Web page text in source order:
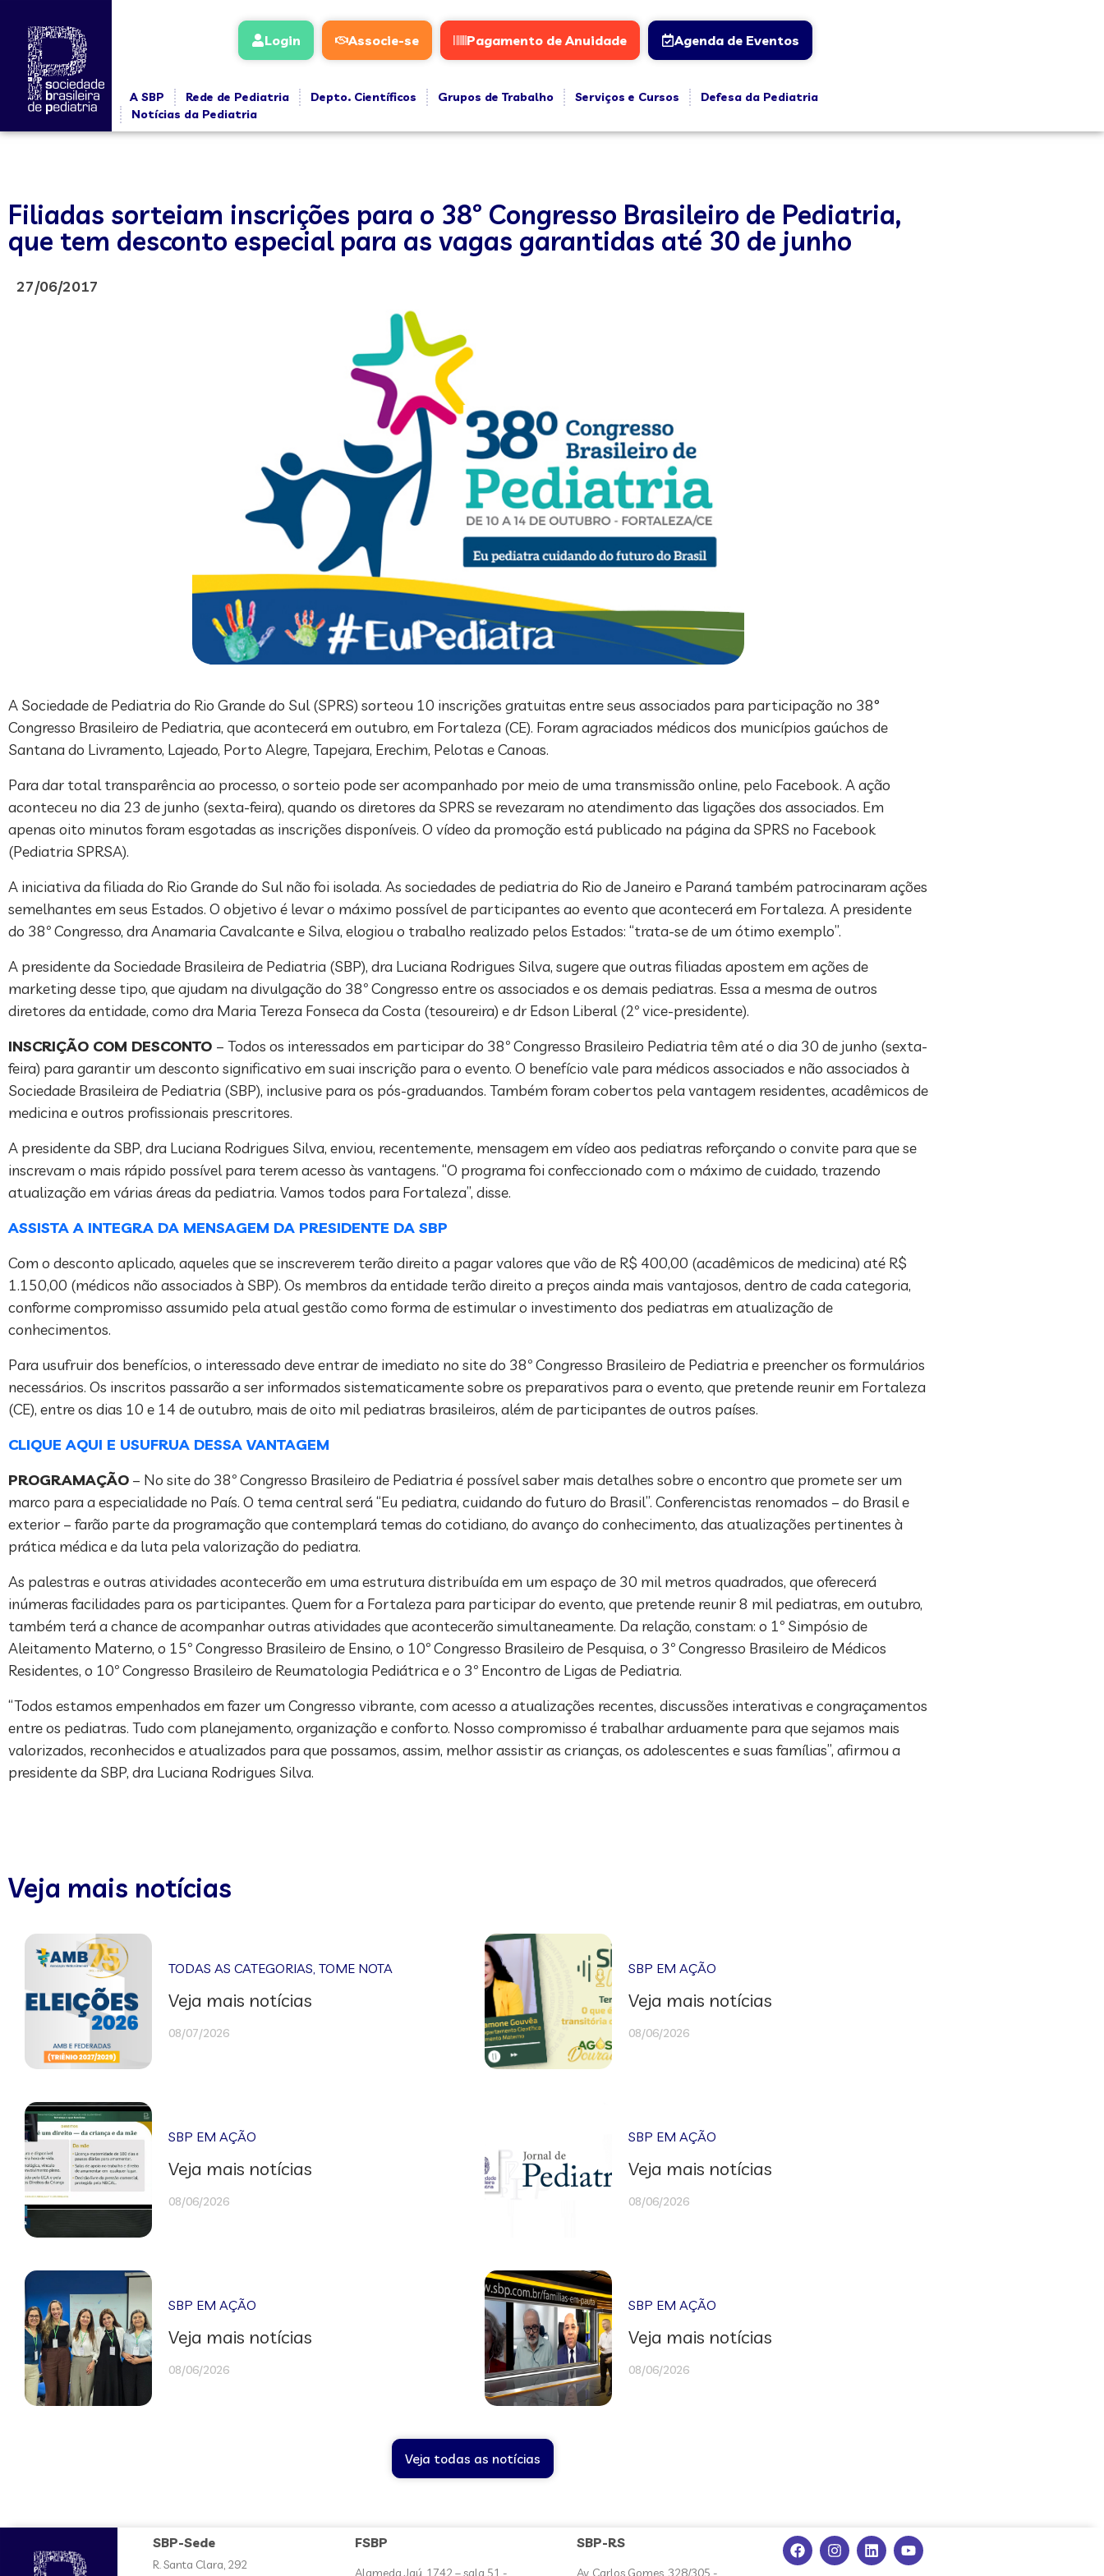
Login Associe-se Pagamento de Anuidade Agenda de Eventos
A SBP Rede de Pediatria Depto. Científicos Grupos de Trabalho Serviços e Cursos
Defesa da Pediatria
Notícias da Pediatria
Filiadas sorteiam inscrições para o 38º Congresso Brasileiro de Pediatria,
que tem desconto especial para as vagas garantidas até 30 de junho
27/06/2017
A Sociedade de Pediatria do Rio Grande do Sul (SPRS) sorteou 10 inscrições gratuitas entre seus associados para participação no 38°
Congresso Brasileiro de Pediatria, que acontecerá em outubro, em Fortaleza (CE). Foram agraciados médicos dos municípios gaúchos de
Santana do Livramento, Lajeado, Porto Alegre, Tapejara, Erechim, Pelotas e Canoas.
Para dar total transparência ao processo, o sorteio pode ser acompanhado por meio de uma transmissão online, pelo Facebook. A ação
aconteceu no dia 23 de junho (sexta-feira), quando os diretores da SPRS se revezaram no atendimento das ligações dos associados. Em
apenas oito minutos foram esgotadas as inscrições disponíveis. O vídeo da promoção está publicado na página da SPRS no Facebook
(Pediatria SPRSA).
A iniciativa da filiada do Rio Grande do Sul não foi isolada. As sociedades de pediatria do Rio de Janeiro e Paraná também patrocinaram ações
semelhantes em seus Estados. O objetivo é levar o máximo possível de participantes ao evento que acontecerá em Fortaleza. A presidente
do 38º Congresso, dra Anamaria Cavalcante e Silva, elogiou o trabalho realizado pelos Estados: “trata-se de um ótimo exemplo”.
A presidente da Sociedade Brasileira de Pediatria (SBP), dra Luciana Rodrigues Silva, sugere que outras filiadas apostem em ações de
marketing desse tipo, que ajudam na divulgação do 38º Congresso entre os associados e os demais pediatras. Essa a mesma de outros
diretores da entidade, como dra Maria Tereza Fonseca da Costa (tesoureira) e dr Edson Liberal (2º vice-presidente).
INSCRIÇÃO COM DESCONTO – Todos os interessados em participar do 38º Congresso Brasileiro Pediatria têm até o dia 30 de junho (sexta-
feira) para garantir um desconto significativo em suai inscrição para o evento. O benefício vale para médicos associados e não associados à
Sociedade Brasileira de Pediatria (SBP), inclusive para os pós-graduandos. Também foram cobertos pela vantagem residentes, acadêmicos de
medicina e outros profissionais prescritores.
A presidente da SBP, dra Luciana Rodrigues Silva, enviou, recentemente, mensagem em vídeo aos pediatras reforçando o convite para que se
inscrevam o mais rápido possível para terem acesso às vantagens. “O programa foi confeccionado com o máximo de cuidado, trazendo
atualização em várias áreas da pediatria. Vamos todos para Fortaleza”, disse.
ASSISTA A INTEGRA DA MENSAGEM DA PRESIDENTE DA SBP
Com o desconto aplicado, aqueles que se inscreverem terão direito a pagar valores que vão de R$ 400,00 (acadêmicos de medicina) até R$
1.150,00 (médicos não associados à SBP). Os membros da entidade terão direito a preços ainda mais vantajosos, dentro de cada categoria,
conforme compromisso assumido pela atual gestão como forma de estimular o investimento dos pediatras em atualização de
conhecimentos.
Para usufruir dos benefícios, o interessado deve entrar de imediato no site do 38º Congresso Brasileiro de Pediatria e preencher os formulários
necessários. Os inscritos passarão a ser informados sistematicamente sobre os preparativos para o evento, que pretende reunir em Fortaleza
(CE), entre os dias 10 e 14 de outubro, mais de oito mil pediatras brasileiros, além de participantes de outros países.
CLIQUE AQUI E USUFRUA DESSA VANTAGEM
PROGRAMAÇÃO – No site do 38º Congresso Brasileiro de Pediatria é possível saber mais detalhes sobre o encontro que promete ser um
marco para a especialidade no País. O tema central será “Eu pediatra, cuidando do futuro do Brasil”. Conferencistas renomados – do Brasil e
exterior – farão parte da programação que contemplará temas do cotidiano, do avanço do conhecimento, das atualizações pertinentes à
prática médica e da luta pela valorização do pediatra.
As palestras e outras atividades acontecerão em uma estrutura distribuída em um espaço de 30 mil metros quadrados, que oferecerá
inúmeras facilidades para os participantes. Quem for a Fortaleza para participar do evento, que pretende reunir 8 mil pediatras, em outubro,
também terá a chance de acompanhar outras atividades que acontecerão simultaneamente. Da relação, constam: o 1º Simpósio de
Aleitamento Materno, o 15º Congresso Brasileiro de Ensino, o 10º Congresso Brasileiro de Pesquisa, o 3º Congresso Brasileiro de Médicos
Residentes, o 10º Congresso Brasileiro de Reumatologia Pediátrica e o 3º Encontro de Ligas de Pediatria.
“Todos estamos empenhados em fazer um Congresso vibrante, com acesso a atualizações recentes, discussões interativas e congraçamentos
entre os pediatras. Tudo com planejamento, organização e conforto. Nosso compromisso é trabalhar arduamente para que sejamos mais
valorizados, reconhecidos e atualizados para que possamos, assim, melhor assistir as crianças, os adolescentes e suas famílias”, afirmou a
presidente da SBP, dra Luciana Rodrigues Silva.
Veja mais notícias
TODAS AS CATEGORIAS,TOME NOTA
Veja mais notícias
08/07/2026
SBP EM AÇÃO
Veja mais notícias
08/06/2026
SBP EM AÇÃO
Veja mais notícias
08/06/2026
SBP EM AÇÃO
Veja mais notícias
08/06/2026
SBP EM AÇÃO
Veja mais notícias
08/06/2026
SBP EM AÇÃO
Veja mais notícias
08/06/2026
Veja todas as notícias
SBP-Sede
R. Santa Clara, 292
FSBP
Alameda Jaú, 1742 – sala 51 -
SBP-RS
Av. Carlos Gomes, 328/305 -